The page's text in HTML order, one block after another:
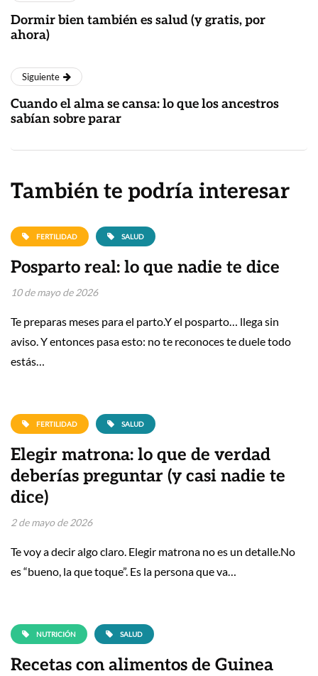
Dormir bien también es salud (y gratis, por
ahora)
Siguiente
Cuando el alma se cansa: lo que los ancestros
sabían sobre parar
También te podría interesar
FERTILIDAD SALUD
Posparto real: lo que nadie te dice
10 de mayo de 2026
Te preparas meses para el parto.Y el posparto… llega sin
aviso. Y entonces pasa esto: no te reconoces te duele todo
estás…
FERTILIDAD SALUD
Elegir matrona: lo que de verdad
deberías preguntar (y casi nadie te
dice)
2 de mayo de 2026
Te voy a decir algo claro. Elegir matrona no es un detalle.No
es “bueno, la que toque”. Es la persona que va…
NUTRICIÓN SALUD
Recetas con alimentos de Guinea